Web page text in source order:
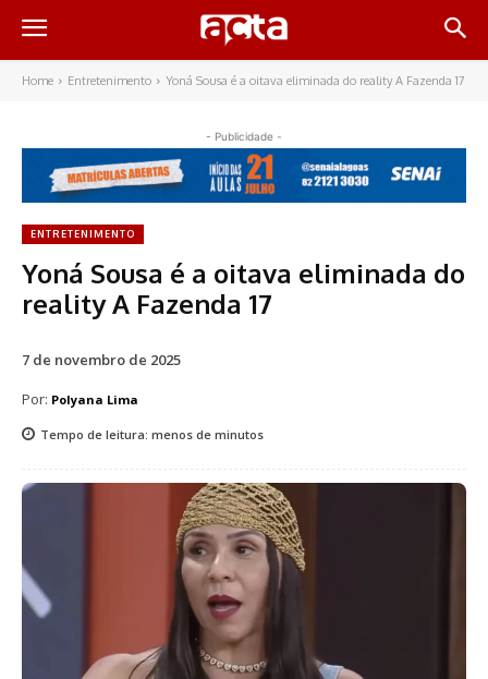
Home Entretenimento Yoná Sousa é a oitava eliminada do reality A Fazenda 17
- Publicidade -
ENTRETENIMENTO
Yoná Sousa é a oitava eliminada do
reality A Fazenda 17
7 de novembro de 2025
Por: Polyana Lima
Tempo de leitura: menos de minutos